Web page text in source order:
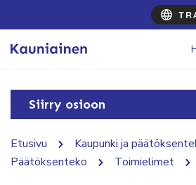
Siirry osioon
Etusivu
Kaupunki ja
Päätöksenteko
Toimielimet